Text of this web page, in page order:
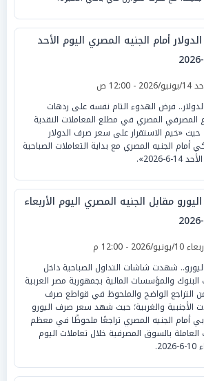
أمام الجنيه المصري اليوم الأحد
- 12:00 ص
فرض الهدوء التام نفسه على ردهات
المصرفي المصري في مطلع المعاملات النقدية
حيث «خيم الاستقرار على سعر صرف الدولار
أمام الجنيه المصري مع بداية التعاملات الصباحية
6-2026».
مقابل الجنيه المصري اليوم الأربعاء
2026 - 12:00 م
شهدت شاشات التداول الصباحية داخل
البنوك والمؤسسات المالية بجمهورية مصر العربية
التراجع الواضح والملحوظ في قواطع صرف
الأجنبية والغربية؛ حيث شهد سعر صرف اليورو
أمام الجنيه المصري تراجعًا ملحوظًا في معظم
العاملة بالسوق المصرفية خلال تعاملات اليوم